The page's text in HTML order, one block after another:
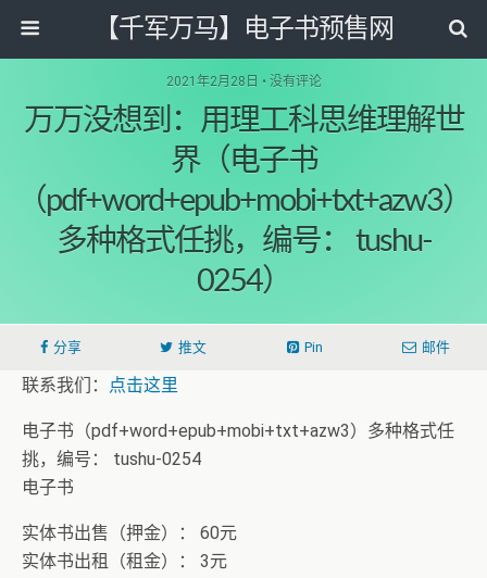
【千军万马】电子书预售网
2021年2月28日 • 没有评论
万万没想到：用理工科思维理解世
界（电子书
（pdf+word+epub+mobi+txt+azw3）
多种格式任挑，编号： tushu-
0254）
分享 推文 Pin 邮件
联系我们： 点击这里
电子书（pdf+word+epub+mobi+txt+azw3）多种格式任
挑，编号： tushu-0254
电子书
实体书出售（押金）： 60元
实体书出租（租金）： 3元